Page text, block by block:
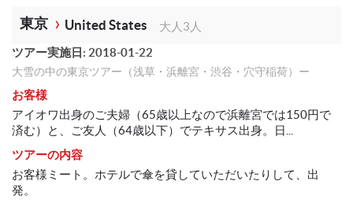
東京 United States
大人3人
ツアー実施日: 2018-01-22
大雪の中の東京ツアー（浅草・浜離宮・渋谷・穴守稲荷）ー
お客様
アイオワ出身のご夫婦（65歳以上なので浜離宮では150円で
済む）と、ご友人（64歳以下）でテキサス出身。日...
ツアーの内容
お客様ミート。ホテルで傘を貸していただいたりして、出
発。